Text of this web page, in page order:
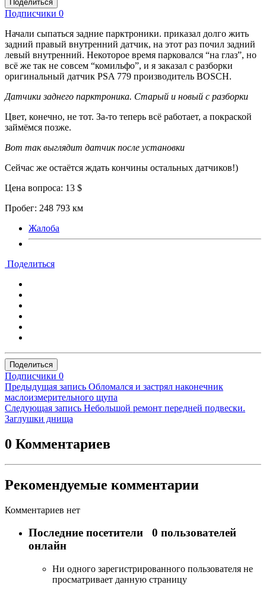
Поделиться
Подписчики 0
Начали сыпаться задние парктроники. приказал долго жить
задний правый внутренний датчик, на этот раз почил задний
левый внутренний. Некоторое время парковался “на глаз”, но
всё же так не совсем “комильфо”, и я заказал с разборки
оригинальный датчик PSA 779 производитель BOSCH.
Датчики заднего парктроника. Старый и новый с разборки
Цвет, конечно, не тот. За-то теперь всё работает, а покраской
займёмся позже.
Вот так выглядит датчик после установки
Сейчас же остаётся ждать кончины остальных датчиков!)
Цена вопроса: 13 $
Пробег: 248 793 км
Жалоба
Поделиться
Поделиться
Подписчики 0
Предыдущая запись Обломался и застрял наконечник
маслоизмерительного щупа
Следующая запись Небольшой ремонт передней подвески.
Заглушки днища
0 Комментариев
Рекомендуемые комментарии
Комментариев нет
Последние посетители 0 пользователей
онлайн
Ни одного зарегистрированного пользователя не
просматривает данную страницу